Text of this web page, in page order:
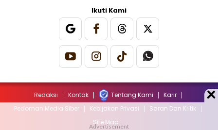
Ikuti Kami
Redaksi Kontak Tentang Kami
Karir
Pedoman Media Siber
Kebijakan Privasi
Saran Dan Kritik
Site Map